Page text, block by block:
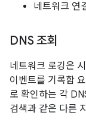
네트워크 연
DNS 조회
네트워크 로깅은
이벤트를 기록함
로 확인하는 각
검색과 같은 다른